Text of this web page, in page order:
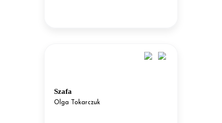
Szafa
Olga Tokarczuk